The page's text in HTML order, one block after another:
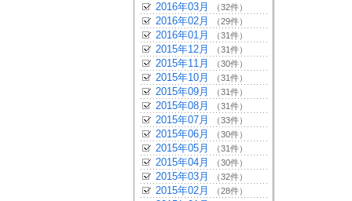
2016年03月 （32件）
2016年02月 （29件）
2016年01月 （31件）
2015年12月 （31件）
2015年11月 （30件）
2015年10月 （31件）
2015年09月 （31件）
2015年08月 （31件）
2015年07月 （33件）
2015年06月 （30件）
2015年05月 （31件）
2015年04月 （30件）
2015年03月 （32件）
2015年02月 （28件）